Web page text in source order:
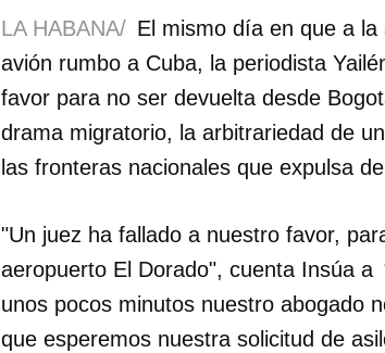
LA HABANA/ El mismo día en que a
avión rumbo a Cuba, la periodista
favor para no ser devuelta desde
drama migratorio, la arbitrariedad de
las fronteras nacionales que expulsa
"Un juez ha fallado a nuestro favor,
aeropuerto El Dorado", cuenta Insúa a
unos pocos minutos nuestro abogado
que esperemos nuestra solicitud de